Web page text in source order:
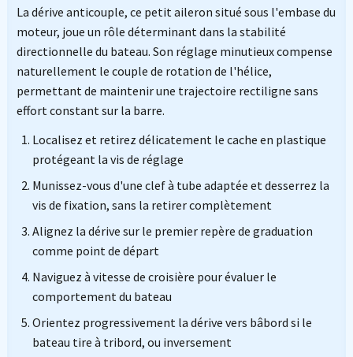
La dérive anticouple, ce petit aileron situé sous l'embase du
moteur, joue un rôle déterminant dans la stabilité
directionnelle du bateau. Son réglage minutieux compense
naturellement le couple de rotation de l'hélice,
permettant de maintenir une trajectoire rectiligne sans
effort constant sur la barre.
Localisez et retirez délicatement le cache en plastique
protégeant la vis de réglage
Munissez-vous d'une clef à tube adaptée et desserrez la
vis de fixation, sans la retirer complètement
Alignez la dérive sur le premier repère de graduation
comme point de départ
Naviguez à vitesse de croisière pour évaluer le
comportement du bateau
Orientez progressivement la dérive vers bâbord si le
bateau tire à tribord, ou inversement